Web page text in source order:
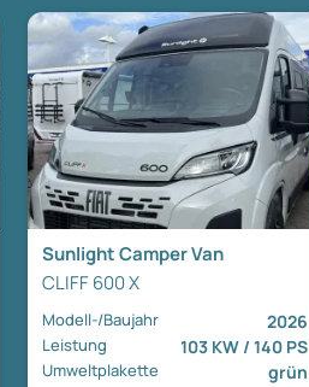
Sunlight Camper Van
CLIFF 600 X
Modell-/Baujahr 2026
Leistung 103 KW / 140 PS
Umweltplakette grün